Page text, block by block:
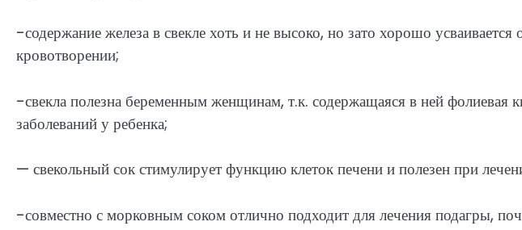
-содержание железа в свекле хоть и не высоко, но зато хорошо
кровотворении;
-свекла полезна беременным женщинам, т.к. содержащаяся в ней фолиевая
заболеваний у ребенка;
— свекольный сок стимулирует функцию клеток печени и полезен при
-совместно с морковным соком отлично подходит для лечения подагры,